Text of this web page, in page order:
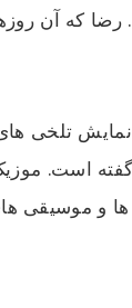
که آن
نمایش تلخی
موزیک
و موسیقی